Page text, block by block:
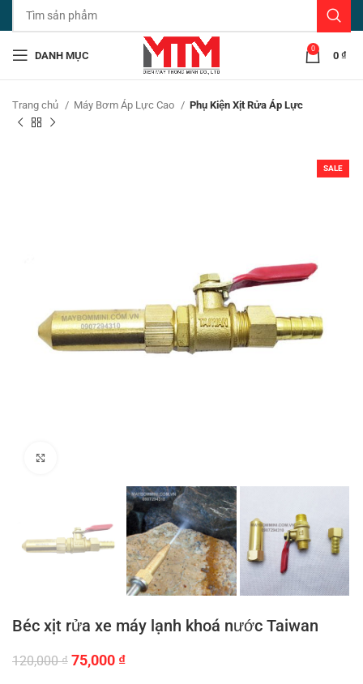
DANH MỤC
0
0 ₫
Trang chủ Máy Bơm Áp Lực Cao Phụ Kiện Xịt Rửa Áp Lực
SALE
Béc xịt rửa xe máy lạnh khoá nước Taiwan
120,000₫ Giá
75,000 ₫Giá